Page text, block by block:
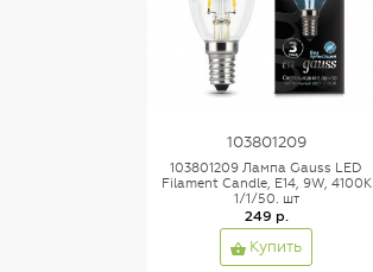
103801209
103801209 Лампа Gauss LED
Filament Candle, E14, 9W, 4100K
1/1/50, шт
249 р.
Купить